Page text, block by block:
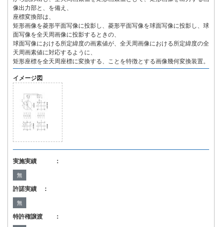
像出力部と、を備え、
座標変換部は、
矩形画像を菱形平面写像に投影し、菱形平面写像を球面写像に投影し、球
面写像を全天周画像に投影するときの、
球面写像における所定緯度の画素値が、全天周画像における所定緯度の全
天周画素値に対応するように、
矩形座標を全天周座標に変換する、ことを特徴とする画像幾何変換装置。
イメージ図
実施実績 ：
無
許諾実績 ：
無
特許権譲渡 ：